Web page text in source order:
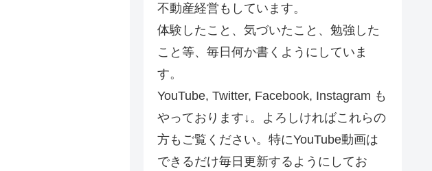
不動産経営もしています。
体験したこと、気づいたこと、勉強した
こと等、毎日何か書くようにしていま
す。
YouTube, Twitter, Facebook, Instagram も
やっております↓。よろしければこれらの
方もご覧ください。特にYouTube動画は
できるだけ毎日更新するようにしてお